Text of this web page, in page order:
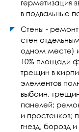
герметизация
в подвальные
Стены -
стен
одном месте)
10% площади
трещин в
элементов
выбоин,
панелей;
и простенков;
гнезд, борозд